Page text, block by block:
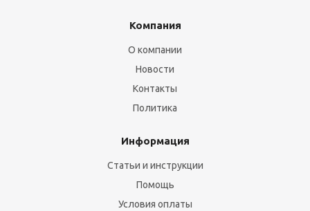
Компания
О компании
Новости
Контакты
Политика
Информация
Статьи и инструкции
Помощь
Условия оплаты